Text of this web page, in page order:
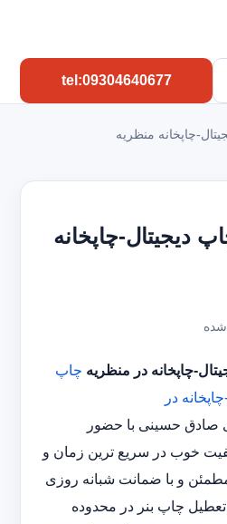
tel:09304640677
چاپخانه منظریه
دیجیتال-چاپخانه
چاپخانه در منظریه چاپ
در
آقای صادق حسینی با حضور
خوب در سریع ترین زمان و
و با ضمانت شبانه روزی
چاپ بنر در محدوده